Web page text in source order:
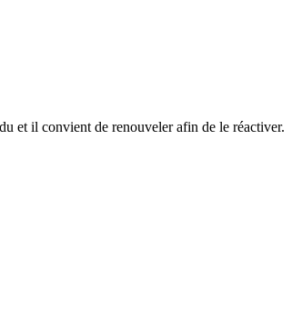
et il convient de renouveler afin de le réactiver.